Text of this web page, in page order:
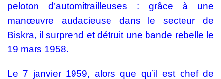
peloton d’automitrailleuses : grâce à une
manœuvre audacieuse dans le secteur de
Biskra, il surprend et détruit une bande rebelle le
19 mars 1958.
Le 7 janvier 1959, alors que qu’il est chef de